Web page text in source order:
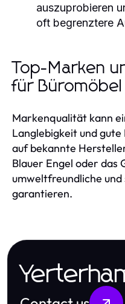
auszuprobieren
oft begrenztere
Top-Marken
für Büromöbel
Markenqualität kann
Langlebigkeit und gute
auf bekannte
Blauer Engel oder das
umweltfreundliche und
garantieren.